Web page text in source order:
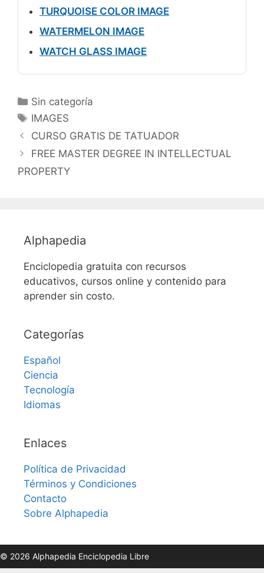
TURQUOISE COLOR IMAGE
WATERMELON IMAGE
WATCH GLASS IMAGE
Categorías
Sin categoría
Etiquetas
IMAGES
CURSO GRATIS DE TATUADOR
FREE MASTER DEGREE IN INTELLECTUAL
PROPERTY
Alphapedia
Enciclopedia gratuita con recursos
educativos, cursos online y contenido para
aprender sin costo.
Categorías
Español
Ciencia
Tecnología
Idiomas
Enlaces
Política de Privacidad
Términos y Condiciones
Contacto
Sobre Alphapedia